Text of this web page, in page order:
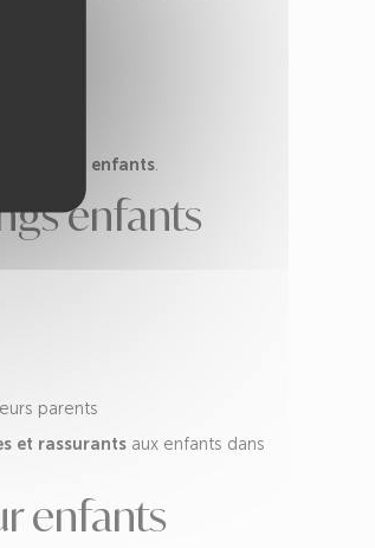
enfants.
enfants
parents
et rassurants aux enfants dans
enfants